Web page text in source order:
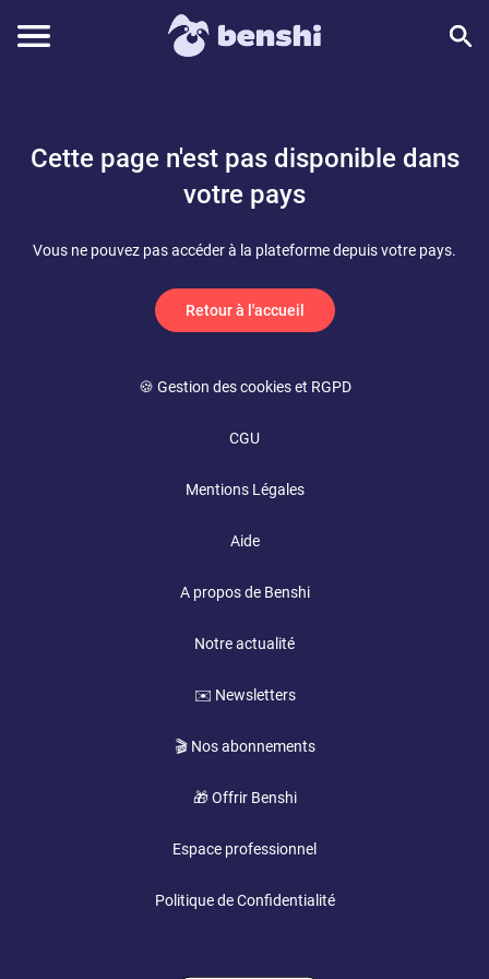
Cette page n'est pas disponible dans
votre pays
Vous ne pouvez pas accéder à la plateforme depuis votre pays.
Retour à l'accueil
🍪 Gestion des cookies et RGPD
CGU
Mentions Légales
Aide
A propos de Benshi
Notre actualité
✉️ Newsletters
🎬 Nos abonnements
🎁 Offrir Benshi
Espace professionnel
Politique de Confidentialité